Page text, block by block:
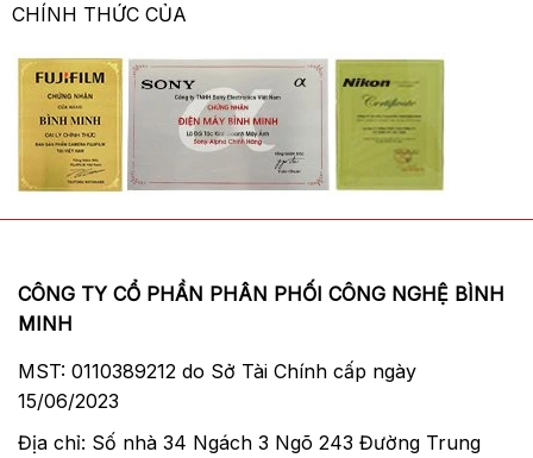
CHÍNH THỨC CỦA
CÔNG TY CỔ PHẦN PHÂN PHỐI CÔNG NGHỆ BÌNH
MINH
MST: 0110389212 do Sở Tài Chính cấp ngày
15/06/2023
Địa chỉ: Số nhà 34 Ngách 3 Ngõ 243 Đường Trung